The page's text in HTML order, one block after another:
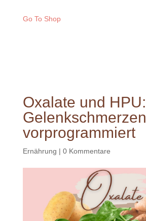
Go To Shop
Oxalate und HPU:
Gelenkschmerzen
vorprogrammiert
Ernährung | 0 Kommentare